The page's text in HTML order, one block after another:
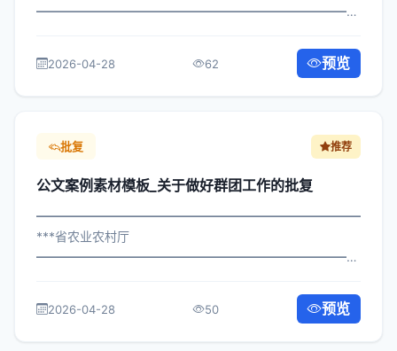
为深入贯彻落实习近平总书记关于关于...
2026-04-28 62 预览
批复 推荐
公文案例素材模板_关于做好群团工作的批复
***省农业农村厅
为深入贯彻落实习近平总书记关于...
2026-04-28 50 预览